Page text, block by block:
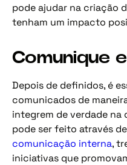
pode ajudar na criação
tenham um impacto
Comunique
Depois de definidos, é
comunicados de
integrem de verdade na
pode ser feito através
comunicação interna,
iniciativas que